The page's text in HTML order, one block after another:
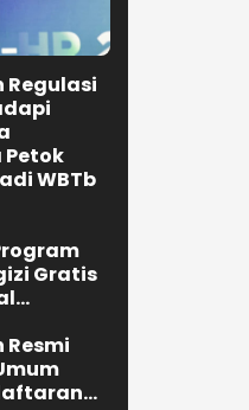
Regulasi
Petok
WBTb
Gratis
Resmi